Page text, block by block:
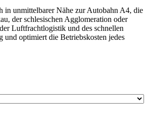
in unmittelbarer Nähe zur Autobahn A4, die
der schlesischen Agglomeration oder
Luftfrachtlogistik und des schnellen
optimiert die Betriebskosten jedes